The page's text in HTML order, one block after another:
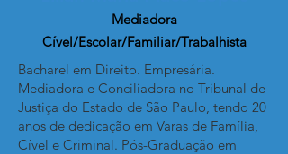
Mediadora
Cível/Escolar/Familiar/Trabalhista
Bacharel em Direito. Empresária.
Mediadora e Conciliadora no Tribunal de
Justiça do Estado de São Paulo, tendo 20
anos de dedicação em Varas de Família,
Cível e Criminal. Pós-Graduação em